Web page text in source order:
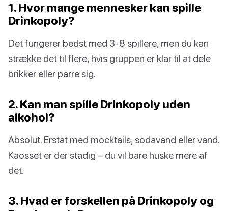
1. Hvor mange mennesker kan spille
Drinkopoly?
Det fungerer bedst med 3-8 spillere, men du kan
strække det til flere, hvis gruppen er klar til at dele
brikker eller parre sig.
2. Kan man spille Drinkopoly uden
alkohol?
Absolut. Erstat med mocktails, sodavand eller vand.
Kaosset er der stadig – du vil bare huske mere af
det.
3. Hvad er forskellen på Drinkopoly og